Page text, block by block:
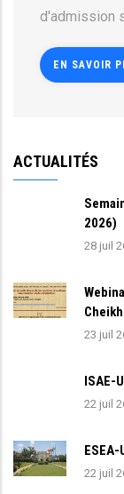
d'admission
EN SAVOIR
ACTUALITÉS
2026)
28 juil
23 juil
ISAE-
22 juil
ESEA-
22 juil